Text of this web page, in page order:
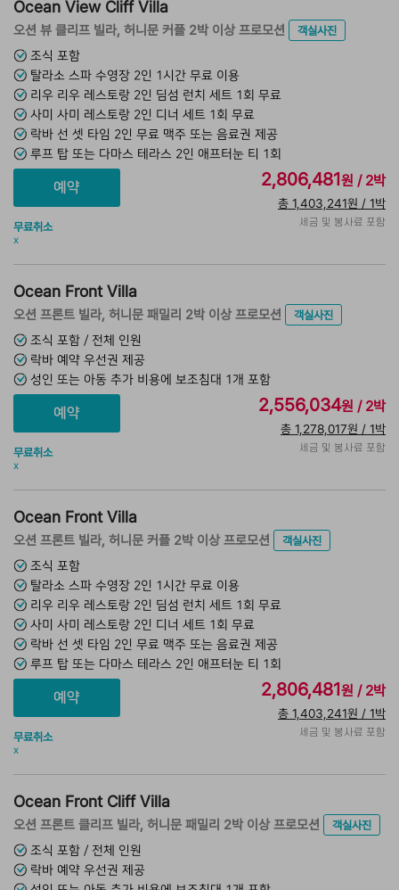
Ocean View Cliff Villa
오션 뷰 클리프 빌라, 허니문 커플 2박 이상 프로모션
객실사진
조식 포함
탈라소 스파 수영장 2인 1시간 무료 이용
리우 리우 레스토랑 2인 딤섬 런치 세트 1회 무료
사미 사미 레스토랑 2인 디너 세트 1회 무료
락바 선 셋 타임 2인 무료 맥주 또는 음료권 제공
루프 탑 또는 다마스 테라스 2인 애프터눈 티 1회
무료취소
x
2,806,481원 / 2박
총 1,403,241원 / 1박
세금 및 봉사료 포함
Ocean Front Villa
오션 프론트 빌라, 허니문 패밀리 2박 이상 프로모션
객실사진
조식 포함 / 전체 인원
락바 예약 우선권 제공
성인 또는 아동 추가 비용에 보조침대 1개 포함
무료취소
x
2,556,034원 / 2박
총 1,278,017원 / 1박
세금 및 봉사료 포함
Ocean Front Villa
오션 프론트 빌라, 허니문 커플 2박 이상 프로모션
객실사진
조식 포함
탈라소 스파 수영장 2인 1시간 무료 이용
리우 리우 레스토랑 2인 딤섬 런치 세트 1회 무료
사미 사미 레스토랑 2인 디너 세트 1회 무료
락바 선 셋 타임 2인 무료 맥주 또는 음료권 제공
루프 탑 또는 다마스 테라스 2인 애프터눈 티 1회
무료취소
x
2,806,481원 / 2박
총 1,403,241원 / 1박
세금 및 봉사료 포함
Ocean Front Cliff Villa
오션 프론트 클리프 빌라, 허니문 패밀리 2박 이상 프로모션
객실사진
조식 포함 / 전체 인원
락바 예약 우선권 제공